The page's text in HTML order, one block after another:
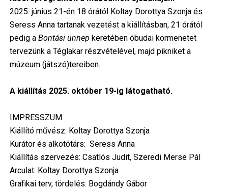
2025. június 21-én 18 órától Koltay Dorottya Szonja és
Seress Anna tartanak vezetést a kiállításban, 21 órától
pedig a Bontási ünnep keretében óbudai körmenetet
tervezünk a Téglakar részvételével, majd pikniket a
múzeum (játszó)tereiben.
A kiállítás 2025. október 19-ig látogatható.
IMPRESSZUM
Kiállító művész: Koltay Dorottya Szonja
Kurátor és alkotótárs: Seress Anna
Kiállítás szervezés: Csatlós Judit, Szeredi Merse Pál
Arculat: Koltay Dorottya Szonja
Grafikai terv, tördelés: Bogdándy Gábor